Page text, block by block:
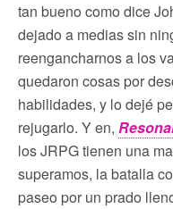
tan bueno como dice
dejado a medias sin
reengancharnos a los
quedaron cosas por
habilidades, y lo dejé
rejugarlo. Y en,
los JRPG tienen una
superamos, la batalla
paseo por un prado